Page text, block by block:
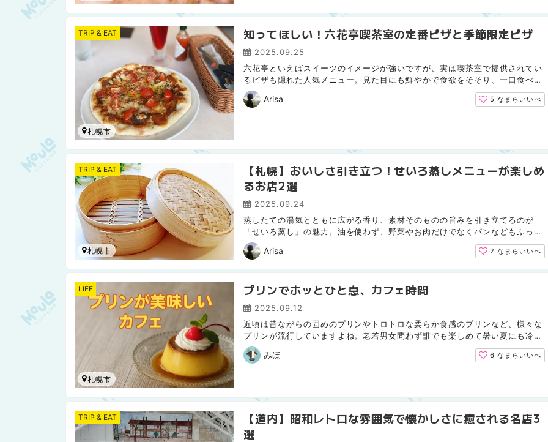
知ってほしい！六花亭喫茶室の定番ピザと季節限定ピザ
2025.09.25
六花亭といえばスイーツのイメージが強いですが、実は喫茶室で提供されてい
るピザも隠れた人気メニュー。見た目にも鮮やかで食欲をそそり、一口食べれ
ば素材のおいしさがしっかりと感じられる特別な一枚。訪れる...
Arisa 5なまらいいべ
TRIP & EAT
札幌市
【札幌】おいしさ引き立つ！せいろ蒸しメニューが楽しめ
るお店2選
2025.09.24
蒸したての湯気とともに広がる香り、素材そのものの旨みを引き立てるのが
「せいろ蒸し」の魅力。油を使わず、野菜やお肉だけでなくパンなどもふっく
らと仕上げてくれるため、ヘルシーながら食べ応えも十分です。...
Arisa 2なまらいいべ
TRIP & EAT
札幌市
プリンでホッとひと息、カフェ時間
2025.09.12
近頃は昔ながらの固めのプリンやトロトロな柔らか食感のプリンなど、様々な
プリンが流行していますよね。老若男女問わず誰でも楽しめて暑い夏にも冷え
冷えのプリンはピッタリです。北海道にも沢山のカフェが存在...
みほ 6なまらいいべ
LIFE
札幌市
【道内】昭和レトロな雰囲気で懐かしさに癒される名店3
選
TRIP & EAT